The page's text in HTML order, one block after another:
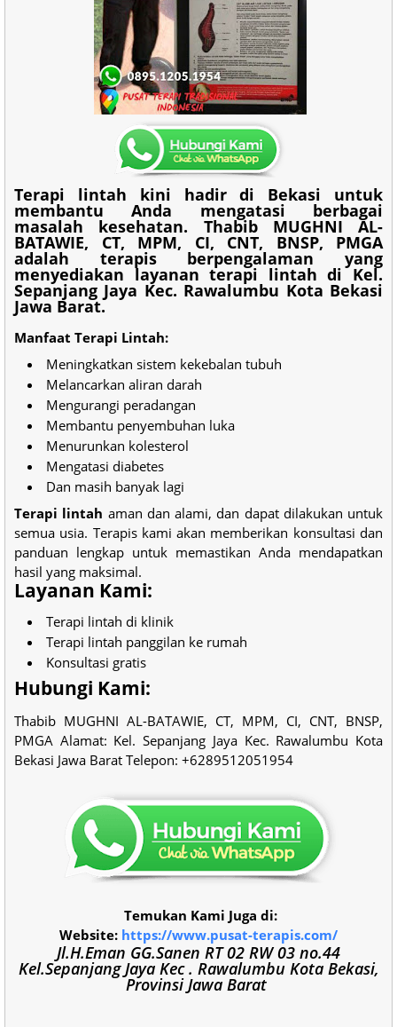
Terapi lintah kini hadir di Bekasi untuk
membantu Anda mengatasi berbagai
masalah kesehatan. Thabib MUGHNI AL-
BATAWIE, CT, MPM, CI, CNT, BNSP, PMGA
adalah terapis berpengalaman yang
menyediakan layanan terapi lintah di Kel.
Sepanjang Jaya Kec. Rawalumbu Kota Bekasi
Jawa Barat.
Manfaat Terapi Lintah:
Meningkatkan sistem kekebalan tubuh
Melancarkan aliran darah
Mengurangi peradangan
Membantu penyembuhan luka
Menurunkan kolesterol
Mengatasi diabetes
Dan masih banyak lagi
Terapi lintah aman dan alami, dan dapat dilakukan untuk
semua usia. Terapis kami akan memberikan konsultasi dan
panduan lengkap untuk memastikan Anda mendapatkan
hasil yang maksimal.
Layanan Kami:
Terapi lintah di klinik
Terapi lintah panggilan ke rumah
Konsultasi gratis
Hubungi Kami:
Thabib MUGHNI AL-BATAWIE, CT, MPM, CI, CNT, BNSP,
PMGA Alamat: Kel. Sepanjang Jaya Kec. Rawalumbu Kota
Bekasi Jawa Barat Telepon: +6289512051954
Temukan Kami Juga di:
Website: https://www.pusat-terapis.com/
Jl.H.Eman GG.Sanen RT 02 RW 03 no.44
Kel.Sepanjang Jaya Kec . Rawalumbu Kota Bekasi,
Provinsi Jawa Barat